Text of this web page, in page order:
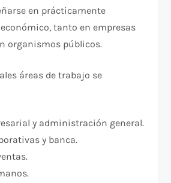
en prácticamente
tanto en empresas
organismos públicos.
áreas de trabajo se
y administración general.
y banca.